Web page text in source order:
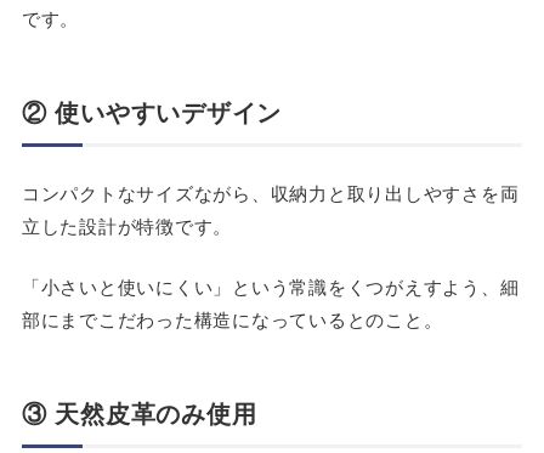
です。
② 使いやすいデザイン
コンパクトなサイズながら、収納力と取り出しやすさを両
立した設計が特徴です。
「小さいと使いにくい」という常識をくつがえすよう、細
部にまでこだわった構造になっているとのこと。
③ 天然皮革のみ使用